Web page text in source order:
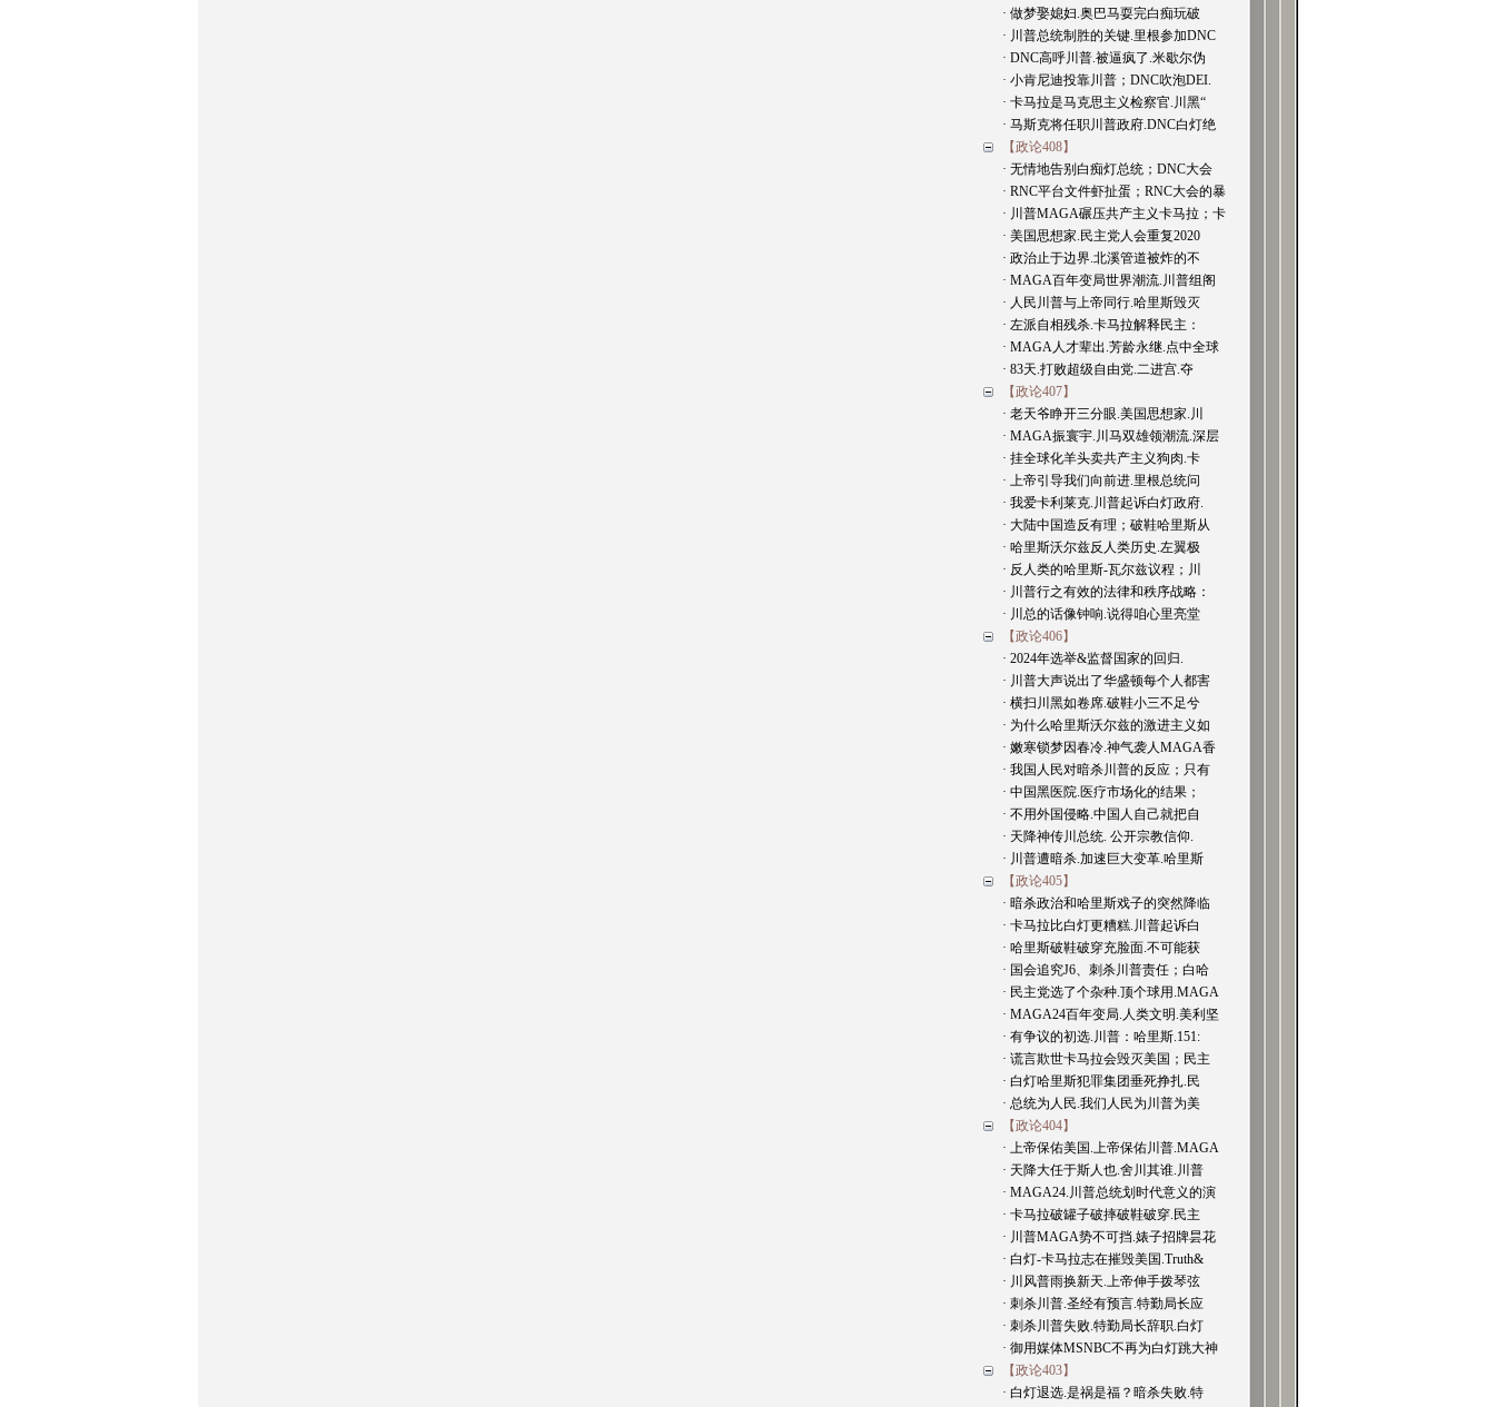
· 做梦娶媳妇.奥巴马耍完白痴玩破
· 川普总统制胜的关键.里根参加DNC
· DNC高呼川普.被逼疯了.米歇尔伪
· 小肯尼迪投靠川普；DNC吹泡DEI.
· 卡马拉是马克思主义检察官.川黑“
· 马斯克将任职川普政府.DNC白灯绝
【政论408】
· 无情地告别白痴灯总统；DNC大会
· RNC平台文件虾扯蛋；RNC大会的暴
· 川普MAGA碾压共产主义卡马拉；卡
· 美国思想家.民主党人会重复2020
· 政治止于边界.北溪管道被炸的不
· MAGA百年变局世界潮流.川普组阁
· 人民川普与上帝同行.哈里斯毁灭
· 左派自相残杀.卡马拉解释民主：
· MAGA人才辈出.芳龄永继.点中全球
· 83天.打败超级自由党.二进宫.夺
【政论407】
· 老天爷睁开三分眼.美国思想家.川
· MAGA振寰宇.川马双雄领潮流.深层
· 挂全球化羊头卖共产主义狗肉.卡
· 上帝引导我们向前进.里根总统问
· 我爱卡利莱克.川普起诉白灯政府.
· 大陆中国造反有理；破鞋哈里斯从
· 哈里斯沃尔兹反人类历史.左翼极
· 反人类的哈里斯-瓦尔兹议程；川
· 川普行之有效的法律和秩序战略：
· 川总的话像钟响.说得咱心里亮堂
【政论406】
· 2024年选举&监督国家的回归.
· 川普大声说出了华盛顿每个人都害
· 横扫川黑如卷席.破鞋小三不足兮
· 为什么哈里斯沃尔兹的激进主义如
· 嫩寒锁梦因春冷.神气袭人MAGA香
· 我国人民对暗杀川普的反应；只有
· 中国黑医院.医疗市场化的结果；
· 不用外国侵略.中国人自己就把自
· 天降神传川总统. 公开宗教信仰.
· 川普遭暗杀.加速巨大变革.哈里斯
【政论405】
· 暗杀政治和哈里斯戏子的突然降临
· 卡马拉比白灯更糟糕.川普起诉白
· 哈里斯破鞋破穿充脸面.不可能获
· 国会追究J6、刺杀川普责任；白哈
· 民主党选了个杂种.顶个球用.MAGA
· MAGA24百年变局.人类文明.美利坚
· 有争议的初选.川普：哈里斯.151:
· 谎言欺世卡马拉会毁灭美国；民主
· 白灯哈里斯犯罪集团垂死挣扎.民
· 总统为人民.我们人民为川普为美
【政论404】
· 上帝保佑美国.上帝保佑川普.MAGA
· 天降大任于斯人也.舍川其谁.川普
· MAGA24.川普总统划时代意义的演
· 卡马拉破罐子破摔破鞋破穿.民主
· 川普MAGA势不可挡.婊子招牌昙花
· 白灯-卡马拉志在摧毁美国.Truth&
· 川风普雨换新天.上帝伸手拨琴弦
· 刺杀川普.圣经有预言.特勤局长应
· 刺杀川普失败.特勤局长辞职.白灯
· 御用媒体MSNBC不再为白灯跳大神
【政论403】
· 白灯退选.是祸是福？暗杀失败.特